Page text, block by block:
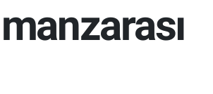
64,2534
%0.22